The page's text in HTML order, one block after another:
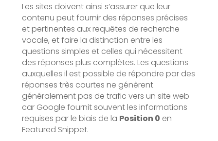
Les sites doivent ainsi s’assurer que leur
contenu peut fournir des réponses précises
et pertinentes aux requêtes de recherche
vocale, et faire la distinction entre les
questions simples et celles qui nécessitent
des réponses plus complètes. Les questions
auxquelles il est possible de répondre par des
réponses très courtes ne génèrent
généralement pas de trafic vers un site web
car Google fournit souvent les informations
requises par le biais de la Position 0 en
Featured Snippet.